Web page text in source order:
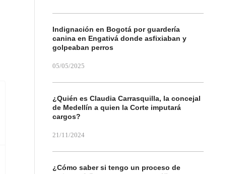
Indignación en Bogotá por guardería
canina en Engativá donde asfixiaban y
golpeaban perros
05/05/2025
¿Quién es Claudia Carrasquilla, la concejal
de Medellín a quien la Corte imputará
cargos?
21/11/2024
¿Cómo saber si tengo un proceso de